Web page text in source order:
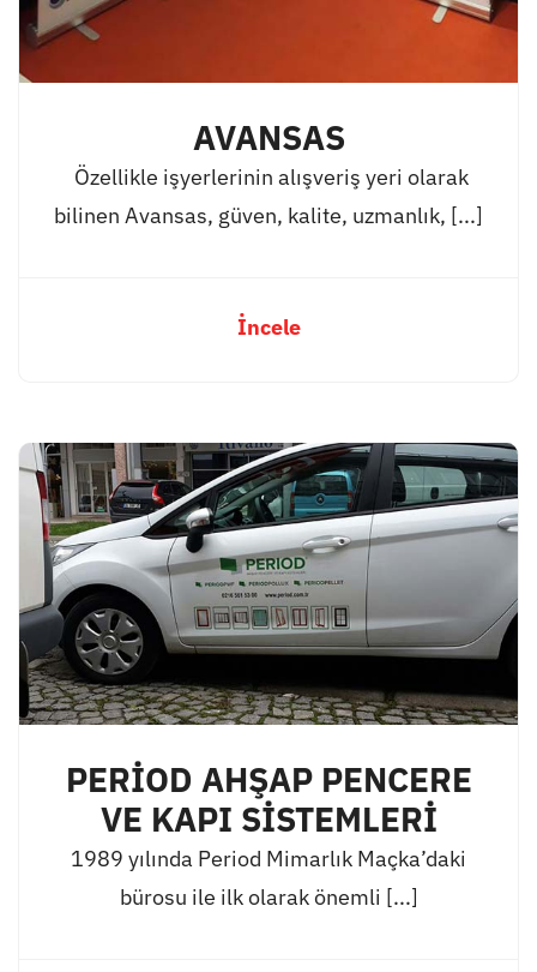
AVANSAS
Özellikle işyerlerinin alışveriş yeri olarak
bilinen Avansas, güven, kalite, uzmanlık, [...]
İncele
PERİOD AHŞAP PENCERE
VE KAPI SİSTEMLERİ
1989 yılında Period Mimarlık Maçka’daki
bürosu ile ilk olarak önemli [...]